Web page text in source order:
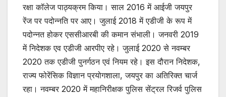
रक्षा कॉलेज पाठ्यक्रम किया। साल 2016 में आईजी जयपुर
रेंज पर पदोन्नति पर आए। जुलाई 2018 में एडीजी के रूप में
पदोन्नत होकर एससीआरबी की कमान संभाली। जनवरी 2019
में निदेशक एव एडीजी आरपीए रहे। जुलाई 2020 से नवम्बर
2020 तक एडीजी पुनर्गठन एवं नियम रहे। इस दौरान निदेशक,
राज्य फोरेंसिक विज्ञान प्रयोगशाला, जयपुर का अतिरिक्त चार्ज
रहा। नवम्बर 2020 में महानिरीक्षक पुलिस सेंट्रल रिजर्व पुलिस